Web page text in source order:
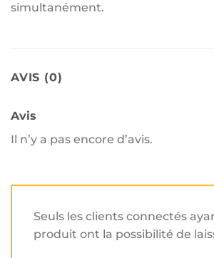
simultanément.
AVIS (0)
Avis
Il n’y a pas encore d’avis.
Seuls les clients connectés
produit ont la possibilité de